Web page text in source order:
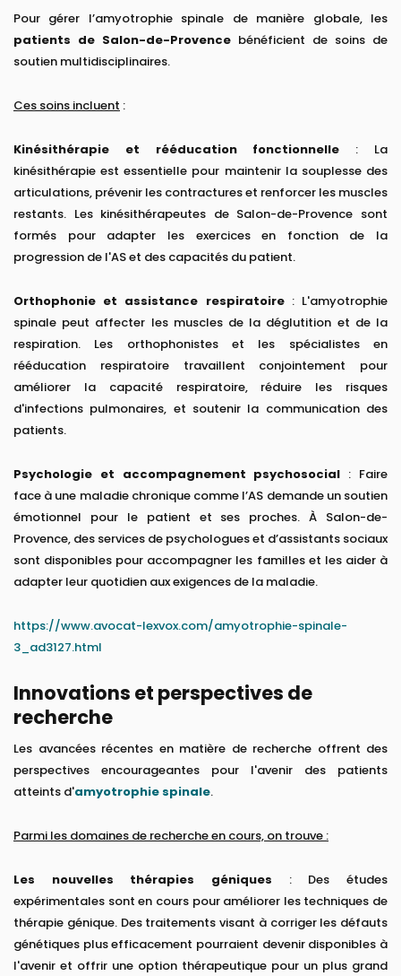
Pour gérer l’amyotrophie spinale de manière globale, les
patients de Salon-de-Provence bénéficient de soins de
soutien multidisciplinaires.
Ces soins incluent :
Kinésithérapie et rééducation fonctionnelle : La
kinésithérapie est essentielle pour maintenir la souplesse des
articulations, prévenir les contractures et renforcer les muscles
restants. Les kinésithérapeutes de Salon-de-Provence sont
formés pour adapter les exercices en fonction de la
progression de l'AS et des capacités du patient.
Orthophonie et assistance respiratoire: L'amyotrophie
spinale peut affecter les muscles de la déglutition et de la
respiration. Les orthophonistes et les spécialistes en
rééducation respiratoire travaillent conjointement pour
améliorer la capacité respiratoire, réduire les risques
d'infections pulmonaires, et soutenir la communication des
patients.
Psychologie et accompagnement psychosocial : Faire
face à une maladie chronique comme l’AS demande un soutien
émotionnel pour le patient et ses proches. À Salon-de-
Provence, des services de psychologues et d’assistants sociaux
sont disponibles pour accompagner les familles et les aider à
adapter leur quotidien aux exigences de la maladie.
https://www.avocat-lexvox.com/amyotrophie-spinale-
3_ad3127.html
Innovations et perspectives de
recherche
Les avancées récentes en matière de recherche offrent des
perspectives encourageantes pour l'avenir des patients
atteints d'amyotrophie spinale.
Parmi les domaines de recherche en cours, on trouve :
Les nouvelles thérapies géniques : Des études
expérimentales sont en cours pour améliorer les techniques de
thérapie génique. Des traitements visant à corriger les défauts
génétiques plus efficacement pourraient devenir disponibles à
l'avenir et offrir une option thérapeutique pour un plus grand